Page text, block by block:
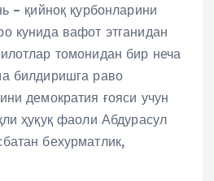
– қийноқ қурбонларини
кунида вафот этганидан
томонидан бир неча
билдиришга раво
демократия ғояси учун
ҳуқуқ фаоли Абдурасул
бехурматлик,